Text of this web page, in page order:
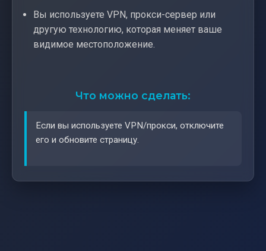
Вы используете VPN, прокси-сервер или
другую технологию, которая меняет ваше
видимое местоположение.
Что можно сделать:
Если вы используете VPN/прокси, отключите
его и обновите страницу.